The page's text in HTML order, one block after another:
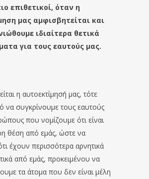
επιθετικοί, όταν η
μας αμφισβητείται και
ιδιαίτερα θετικά
για τους εαυτούς μας.
η αυτοεκτίμησή μας, τότε
να συγκρίνουμε τους εαυτούς
που νομίζουμε ότι είναι
θέση από εμάς, ώστε να
έχουν περισσότερα αρνητικά
από εμάς, προκειμένου να
τα άτομα που δεν είναι μέλη